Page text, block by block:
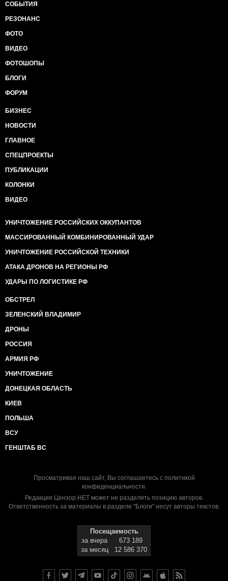
СОБЫТИЯ
РЕЗОНАНС
ФОТО
ВИДЕО
ФОТОШОПЫ
БЛОГИ
ФОРУМ
БИЗНЕС
НОВОСТИ
ГЛАВНОЕ
СПЕЦПРОЕКТЫ
ПУБЛИКАЦИИ
КОЛОНКИ
ВИДЕО
УНИЧТОЖЕНИЕ РОССИЙСКИХ ОККУПАНТОВ
МАССИРОВАННЫЙ КОМБИНИРОВАННЫЙ УДАР
УНИЧТОЖЕНИЕ РОССИЙСКОЙ ТЕХНИКИ
АТАКА ДРОНОВ НА РЕГИОНЫ РФ
УДАРЫ ПО ЛОГИСТИКЕ РФ
ОБСТРЕЛ
ЗЕЛЕНСКИЙ ВЛАДИМИР
ДРОНЫ
РОССИЯ
АРМИЯ РФ
УНИЧТОЖЕНИЕ
ДОНЕЦКАЯ ОБЛАСТЬ
КИЕВ
ПОЛЬША
ВСУ
ГЕНШТАБ ВС
Просматривая наш сайт, Вы соглашаетесь с политикой
конфиденциальности.
Редакция Цензор.НЕТ может не разделять позицию авторов.
Ответственность за материалы в разделе "Блоги" несут авторы текстов.
Посещаемость
за вчера
673 189
за месяц
12 586 370